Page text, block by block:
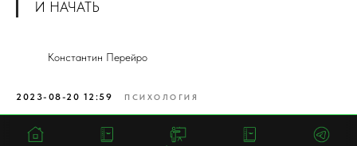
И НАЧАТЬ
Константин Перейро
2023-08-20 12:59 ПСИХОЛОГИЯ